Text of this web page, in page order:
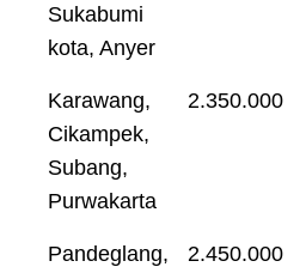
Sukabumi
kota, Anyer
Karawang,
Cikampek,
Subang,
Purwakarta
2.350.000
Pandeglang,
2.450.000